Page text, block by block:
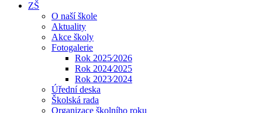
ZŠ
O naší škole
Aktuality
Akce školy
Fotogalerie
Rok 2025⁄2026
Rok 2024⁄2025
Rok 2023⁄2024
Úřední deska
Školská rada
Organizace školního roku